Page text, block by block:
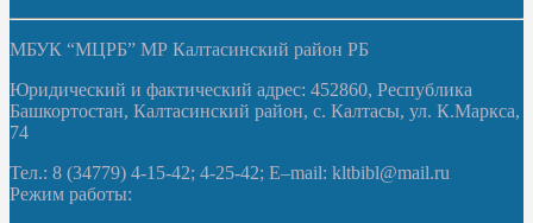
МБУК “МЦРБ” МР Калтасинский район РБ
Юридический и фактический адрес: 452860, Республика
Башкортостан, Калтасинский район, с. Калтасы, ул. К.Маркса,
74
Тел.: 8 (34779) 4-15-42; 4-25-42; E–mail: kltbibl@mail.ru
Режим работы: